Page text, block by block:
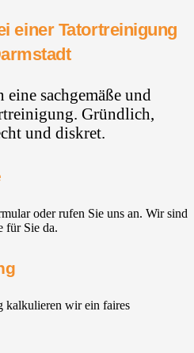
einer Tatortreinigung
sachgemäße und
Gründlich,
und diskret.
oder rufen Sie uns an. Wir sind
für Sie da.
kalkulieren wir ein faires